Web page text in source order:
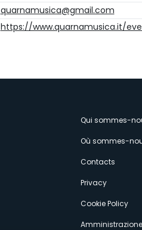
quarnamusica@gmail.com
https://www.quarnamusica.it/
Qui sommes-
Où sommes-
Contacts
Privacy
Cookie Policy